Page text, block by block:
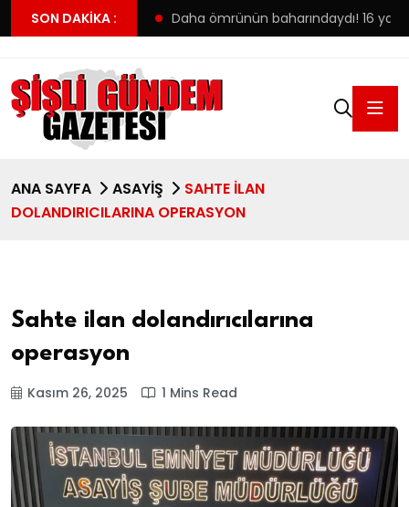
SON DAKIKA :
ilk tercihine yerleşti Daha ömrünün baharındaydı! 16
ANA SAYFA ASAYIŞ
SAHTE ILAN
DOLANDIRICILARINA OPERASYON
Sahte ilan dolandırıcılarına
operasyon
Kasım 26, 2025 1 Mins Read